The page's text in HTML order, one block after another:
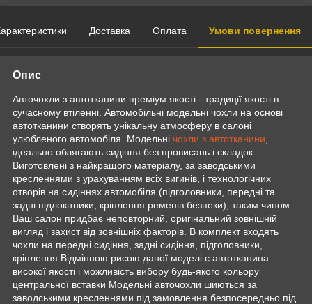
Доставка Оплата Умови повернення
Опис
Авточохли з автотканини преміум якості - традиції якості в
сучасному втіленні. Автомобільні модельні чохли на основі
автотканини створять унікальну атмосферу в салоні
улюбленого автомобіля. Модельні чохли з автотканини
ідеально облягають сидіння без провисань і складок.
Виготовлені з найкращого матеріалу, за заводськими
кресленнями з урахуванням всіх вигинів, і технологічних
отворів на сидіннях автомобіля (підголовники, передні та
задні підлокітники, кріплення ременів безпеки), таким чином
Ваш салон придбає неповторний, оригінальний зовнішній
вигляд і захист від зовнішніх факторів. В комплект входять
чохли на передні сидіння, задні сидіння, підголовники,
кріплення Відмінною рисою даної моделі є автотканина
високої якості і можливість вибору будь-якого кольору
центральної вставки Модельні авточохли шиються за
заводськими кресленнями під замовлення безпосередньо під